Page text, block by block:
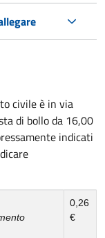
civile è in via
di bollo da 16,00
indicati
0,26
€